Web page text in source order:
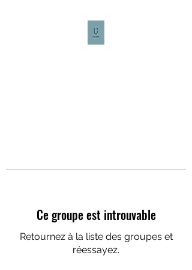
Ce groupe est introuvable
Retournez à la liste des groupes et
réessayez.